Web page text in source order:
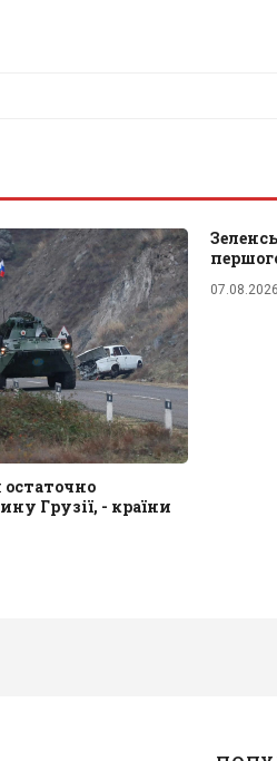
остаточно
Грузії, - країни
07.08.2026